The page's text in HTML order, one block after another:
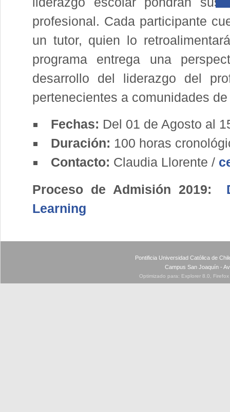
profesional. Cada participante
un tutor, quien lo
programa entrega una
desarrollo del liderazgo del
pertenecientes a comunidades
Fechas: Del 01 de Agosto al
Duración: 100 horas
Contacto: Claudia Llorente /
Proceso de Admisión 2019:
Learning
Pontificia Universidad Católica de
Campus San Joaquín -
Optimizado para: Explorer 8.0,